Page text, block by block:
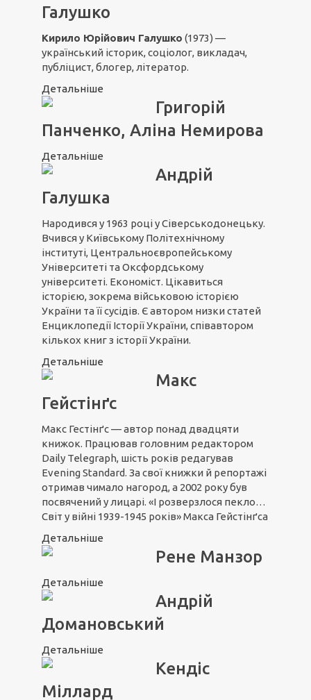
Галушко
Кирило Юрійович Галушко (1973) —
український історик, соціолог, викладач,
публіцист, блогер, літератор.
Детальніше
Григорій
Панченко, Аліна Немирова
Детальніше
Андрій
Галушка
Народився у 1963 році у Сіверськодонецьку.
Вчився у Київському Політехнічному
інституті, Центральноєвропейському
Університеті та Оксфордському
університеті. Економіст. Цікавиться
історією, зокрема військовою історією
України та її сусідів. Є автором низки статей
Енциклопедії Історії України, співавтором
кількох книг з історії України.
Детальніше
Макс
Гейстінґс
Макс Гестінґс — автор понад двадцяти
книжок. Працював головним редактором
Daily Telegraph, шість років редагував
Evening Standard. За свої книжки й репортажі
отримав чимало нагород, а 2002 року був
посвячений у лицарі. «І розверзлося пекло…
Світ у війні 1939-1945 років» Макса Гейстінґса
Детальніше
Рене Манзор
Детальніше
Андрій
Домановський
Детальніше
Кендіс
Міллард